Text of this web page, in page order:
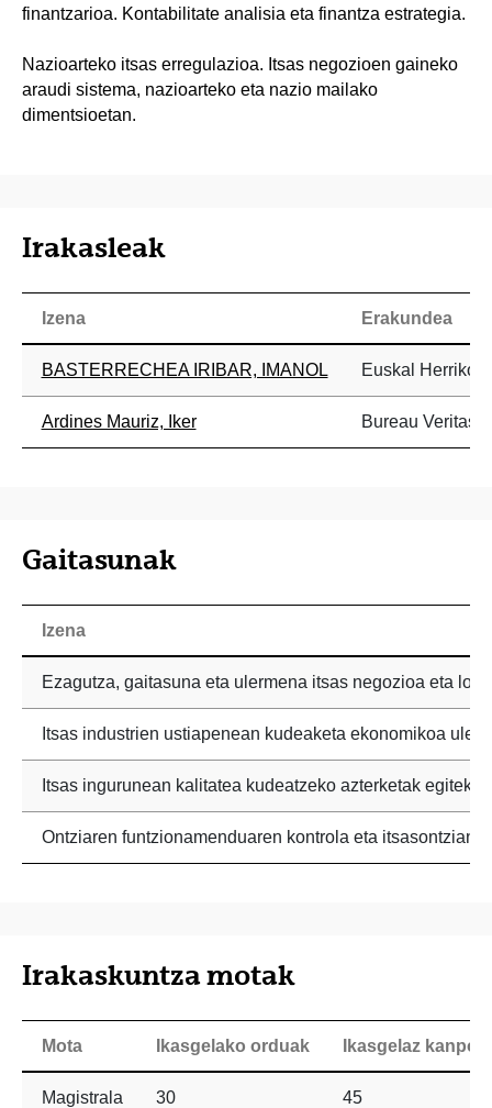
finantzarioa. Kontabilitate analisia eta finantza estrategia.
Nazioarteko itsas erregulazioa. Itsas negozioen gaineko
araudi sistema, nazioarteko eta nazio mailako
dimentsioetan.
Irakasleak
Izena Erakundea
BASTERRECHEA IRIBAR, IMANOL Euskal Herriko
Ardines Mauriz, Iker Bureau Veritas
Gaitasunak
Izena
Ezagutza, gaitasuna eta ulermena itsas negozioa eta
Itsas industrien ustiapenean kudeaketa ekonomikoa
Itsas ingurunean kalitatea kudeatzeko azterketak
Ontziaren funtzionamenduaren kontrola eta itsasontzian
Irakaskuntza motak
Mota Ikasgelako orduak Ikasgelaz
Magistrala 30 45